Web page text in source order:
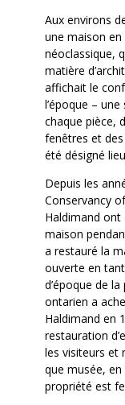
Aux environs
une maison
néoclassique,
matière
affichait le
l’époque –
chaque pièce,
fenêtres et
été désigné
Depuis les
Conservancy
Haldimand ont
maison
a restauré la
ouverte en
d’époque de
ontarien a
Haldimand en
restauration
les visiteurs et
que musée, en
propriété est